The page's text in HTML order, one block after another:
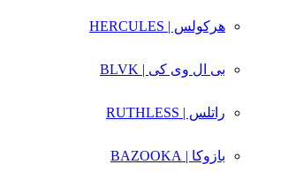
هرکولس | HERCULES
بی ال وی کی | BLVK
راتلس | RUTHLESS
بازوکا | BAZOOKA